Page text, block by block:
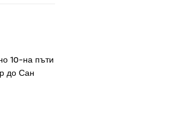
10-на пъти
до Сан